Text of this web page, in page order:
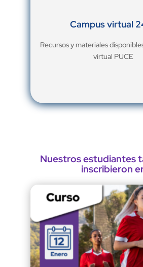
Campus virtual
Recursos y materiales
virtual PUCE
Nuestros estudiantes
inscribieron